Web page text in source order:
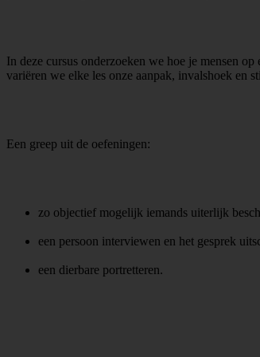
In deze cursus onderzoeken we hoe je mensen
variëren we elke les onze aanpak, invalshoek en
Een greep uit de oefeningen:
zo objectief mogelijk iemands uiterlijk
een persoon interviewen en het gesprek
een dierbare portretteren.